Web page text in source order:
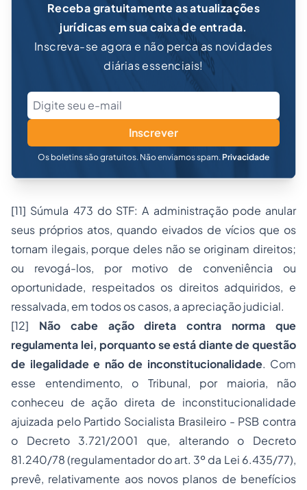
Receba gratuitamente as atualizações
jurídicas em sua caixa de entrada.
Inscreva-se agora e não perca as novidades
diárias essenciais!
Inscrever
Os boletins são gratuitos. Não enviamos spam. Privacidade
[11] Súmula 473 do STF: A administração pode anular
seus próprios atos, quando eivados de vícios que os
tornam ilegais, porque deles não se originam direitos;
ou revogá-los, por motivo de conveniência ou
oportunidade, respeitados os direitos adquiridos, e
ressalvada, em todos os casos, a apreciação judicial.
[12]
Não cabe ação direta contra norma que
regulamenta lei, porquanto se está diante de questão
de ilegalidade e não de inconstitucionalidade. Com
esse entendimento, o Tribunal, por maioria, não
conheceu de ação direta de inconstitucionalidade
ajuizada pelo Partido Socialista Brasileiro - PSB contra
o Decreto 3.721/2001 que, alterando o Decreto
81.240/78 (regulamentador do art. 3º da Lei 6.435/77),
prevê, relativamente aos novos planos de benefícios